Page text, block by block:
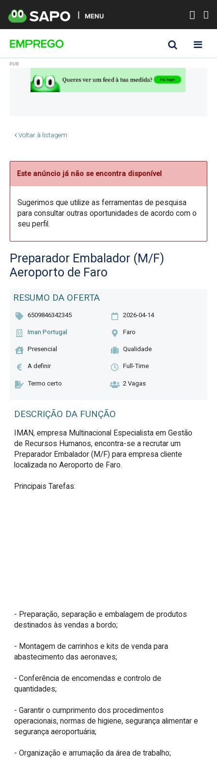
MENU
Voltar à listagem
Este anúncio já não se encontra disponível
Sugerimos que utilize as ferramentas de pesquisa
para consultar outras oportunidades de acordo com o
seu perfil.
Preparador Embalador (M/F)
Aeroporto de Faro
RESUMO DA OFERTA
6509846342345 2026-04-14
Iman Portugal Faro
Presencial Qualidade
A definir Full-Time
Termo certo 2 Vagas
DESCRIÇÃO DA FUNÇÃO
IMAN, empresa Multinacional Especialista em Gestão
de Recursos Humanos, encontra-se a recrutar um
Preparador Embalador (M/F) para empresa cliente
localizada no Aeroporto de Faro.
Principais Tarefas:
- Preparação, separação e embalagem de produtos
destinados às vendas a bordo;
- Montagem de carrinhos e kits de venda para
abastecimento das aeronaves;
- Conferência de encomendas e controlo de
quantidades;
- Garantir o cumprimento dos procedimentos
operacionais, normas de higiene, segurança alimentar e
segurança aeroportuária;
- Organização e arrumação da área de trabalho;